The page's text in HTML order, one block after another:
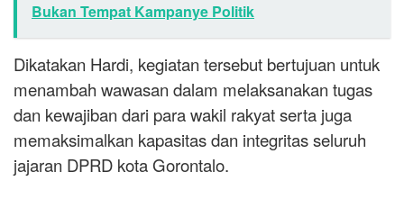
Bukan Tempat Kampanye Politik
Dikatakan Hardi, kegiatan tersebut bertujuan untuk
menambah wawasan dalam melaksanakan tugas
dan kewajiban dari para wakil rakyat serta juga
memaksimalkan kapasitas dan integritas seluruh
jajaran DPRD kota Gorontalo.